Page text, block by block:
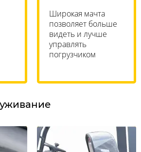
Широкая мачта
позволяет больше
видеть и лучше
управлять
погрузчиком